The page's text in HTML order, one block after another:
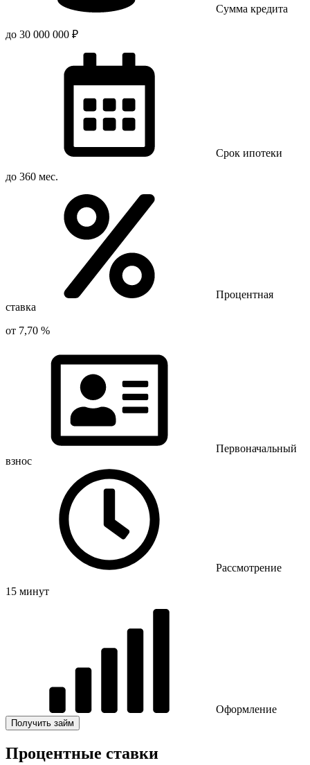
Сумма кредита
до 30 000 000 ₽
Срок ипотеки
до 360 мес.
Процентная
ставка
от 7,70 %
Первоначальный
взнос
Рассмотрение
15 минут
Оформление
Получить займ
Процентные ставки